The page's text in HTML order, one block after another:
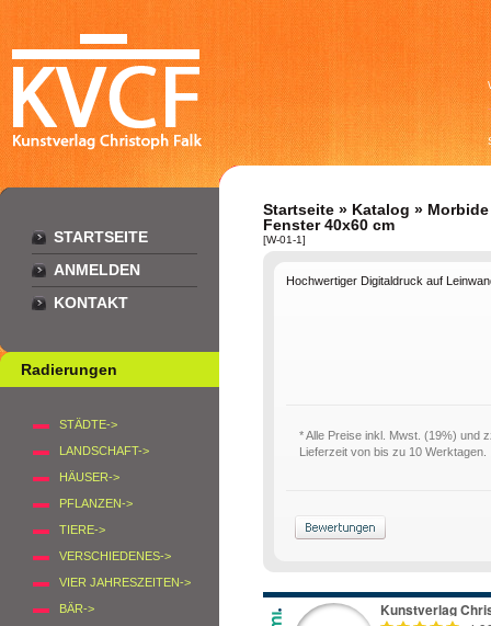
STARTSEITE
ANMELDEN
KONTAKT
Radierungen
STÄDTE->
LANDSCHAFT->
HÄUSER->
PFLANZEN->
TIERE->
VERSCHIEDENES->
VIER JAHRESZEITEN->
BÄR->
Startseite » Katalog »
Fenster 40x60 cm
[W-01-1]
Hochwertiger Digitaldruck auf
* Alle Preise inkl. Mwst. (19%) und
Lieferzeit von bis zu 10 Werktagen.